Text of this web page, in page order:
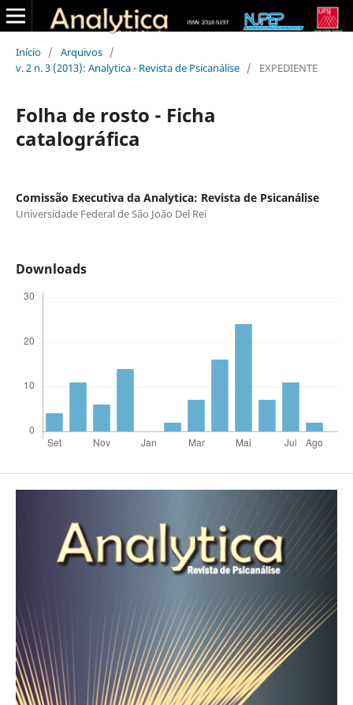
Início / Arquivos /
v. 2 n. 3 (2013): Analytica - Revista de Psicanálise / EXPEDIENTE
Folha de rosto - Ficha
catalográfica
Comissão Executiva da Analytica: Revista de Psicanálise
Universidade Federal de São João Del Rei
Downloads